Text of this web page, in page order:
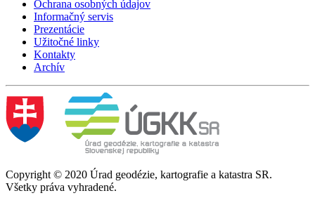
Ochrana osobných údajov
Informačný servis
Prezentácie
Užitočné linky
Kontakty
Archív
Copyright © 2020 Úrad geodézie, kartografie a katastra SR.
Všetky práva vyhradené.